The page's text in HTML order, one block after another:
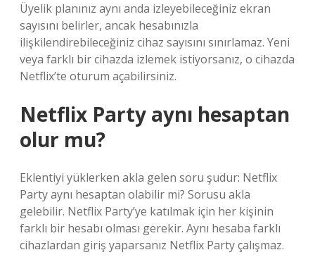
Üyelik planınız aynı anda izleyebileceğiniz ekran
sayısını belirler, ancak hesabınızla
ilişkilendirebileceğiniz cihaz sayısını sınırlamaz. Yeni
veya farklı bir cihazda izlemek istiyorsanız, o cihazda
Netflix’te oturum açabilirsiniz.
Netflix Party aynı hesaptan
olur mu?
Eklentiyi yüklerken akla gelen soru şudur: Netflix
Party aynı hesaptan olabilir mi? Sorusu akla
gelebilir. Netflix Party’ye katılmak için her kişinin
farklı bir hesabı olması gerekir. Aynı hesaba farklı
cihazlardan giriş yaparsanız Netflix Party çalışmaz.